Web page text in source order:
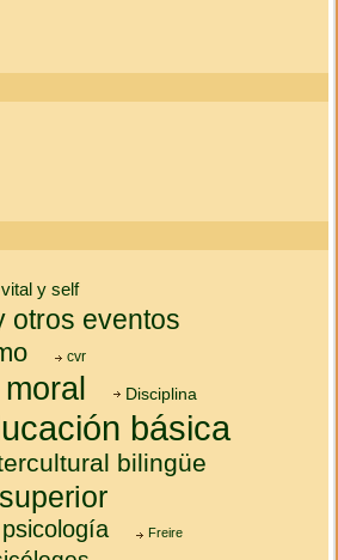
y self
otros eventos
cvr
Disciplina
básica
bilingüe
Freire